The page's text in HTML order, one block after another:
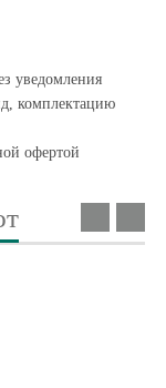
уведомления
комплектацию
офертой